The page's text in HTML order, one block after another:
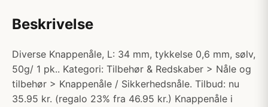
Beskrivelse
Diverse Knappenåle, L: 34 mm, tykkelse 0,6 mm, sølv,
50g/ 1 pk.. Kategori: Tilbehør & Redskaber > Nåle og
tilbehør > Knappenåle / Sikkerhedsnåle. Tilbud: nu
35.95 kr. (regalo 23% fra 46.95 kr.) Knappenåle i